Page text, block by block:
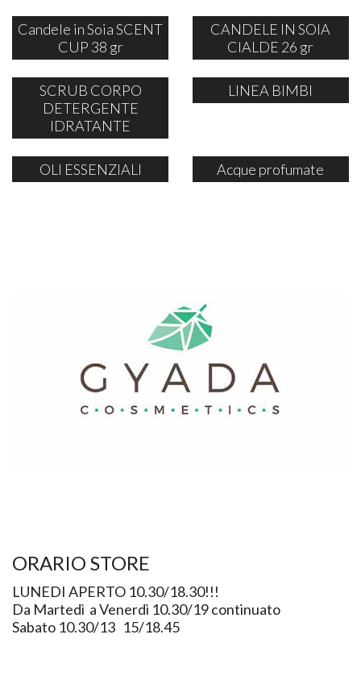
Candele in Soia SCENT
CUP 38 gr
CANDELE IN SOIA
CIALDE 26 gr
SCRUB CORPO
DETERGENTE
IDRATANTE
LINEA BIMBI
OLI ESSENZIALI Acque profumate
ORARIO STORE
LUNEDI APERTO 10.30/18.30!!!
Da Martedì a Venerdì 10.30/19 continuato
Sabato 10.30/13 15/18.45